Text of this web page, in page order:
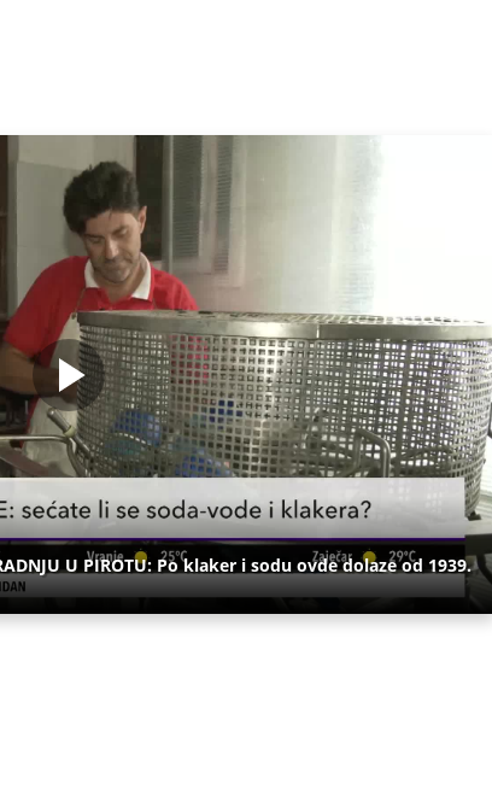
U PIROTU: Po klaker i sodu ovde dolaze od 1939.